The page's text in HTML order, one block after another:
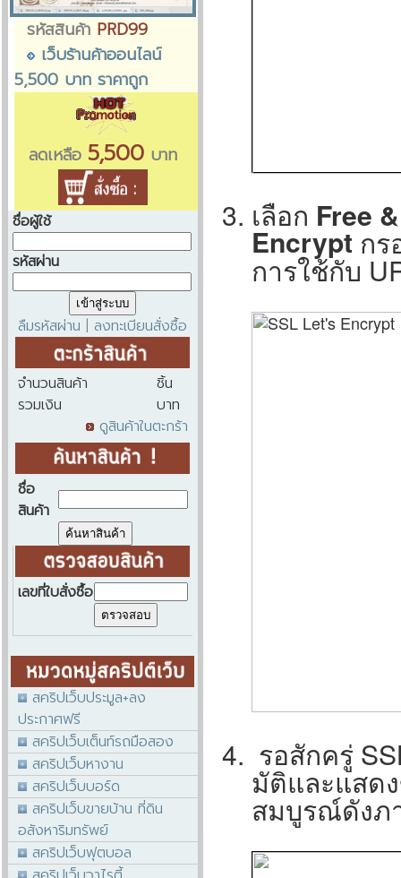
รหัสสินค้า PRD99
เว็บร้านค้าออนไลน์
5,500 บาท ราคาถูก
ลดเหลือ 5,500บาท
ชื่อผู้ใช้
รหัสผ่าน
ลืมรหัสผ่าน ลงทะเบียนสั่งซื้อ
จำนวนสินค้า
ชิ้น
รวมเงิน
บาท
ดูสินค้าในตะกร้า
ชื่อ
สินค้า
เลขที่ใบสั่งซื้อ
สคริปเว็บประมูล+ลง
ประกาศฟรี
สคริปเว็บเต็นท์รถมือสอง
สคริปเว็บหางาน
สคริปเว็บบอร์ด
สคริปเว็บขายบ้าน ที่ดิน
อสังหาริมทรัพย์
สคริปเว็บฟุตบอล
เลือก Free
Encrypt กร
การใช้กับ
รอสักครู่
มัติและแสด
สมบูรณ์ดังภ